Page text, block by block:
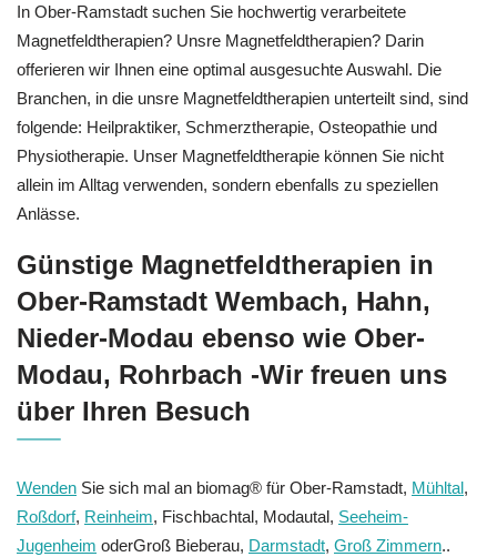
In Ober-Ramstadt suchen Sie hochwertig verarbeitete
Magnetfeldtherapien? Unsre Magnetfeldtherapien? Darin
offerieren wir Ihnen eine optimal ausgesuchte Auswahl. Die
Branchen, in die unsre Magnetfeldtherapien unterteilt sind, sind
folgende: Heilpraktiker, Schmerztherapie, Osteopathie und
Physiotherapie. Unser Magnetfeldtherapie können Sie nicht
allein im Alltag verwenden, sondern ebenfalls zu speziellen
Anlässe.
Günstige Magnetfeldtherapien in
Ober-Ramstadt Wembach, Hahn,
Nieder-Modau ebenso wie Ober-
Modau, Rohrbach -Wir freuen uns
über Ihren Besuch
Wenden Sie sich mal an biomag® für Ober-Ramstadt, Mühltal,
Roßdorf, Reinheim, Fischbachtal, Modautal, Seeheim-
Jugenheim oderGroß Bieberau, Darmstadt, Groß Zimmern..